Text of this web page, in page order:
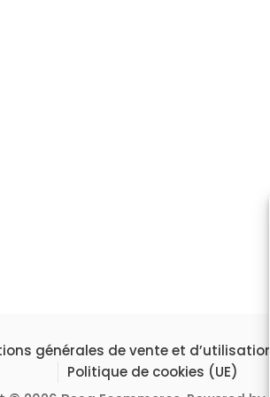
générales de vente et d’utilisation
Politique de cookies (UE)